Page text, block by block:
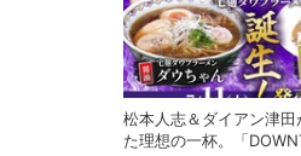
松本人志＆ダイアン津田
た理想の一杯。「